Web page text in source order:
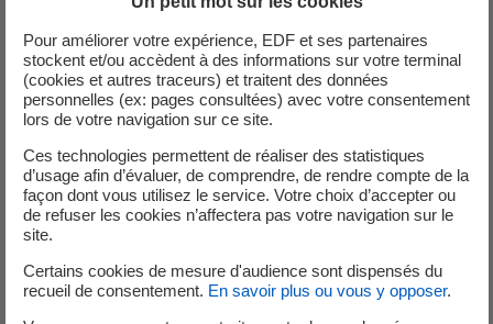
Trouvez un professionnel
partenaire EDF
PARTICULIER
Faites vos demandes de devis en quelques minutes parmi
les professionnels qualifiés près de chez vous !
Pour améliorer votre expérience, EDF et ses partenaires
stockent et/ou accèdent à des informations sur votre terminal
(cookies et autres traceurs) et traitent des données
personnelles (ex: pages consultées) avec votre consentement
lors de votre navigation sur ce site.
Ces technologies permettent de réaliser des statistiques
d’usage afin d’évaluer, de comprendre, de rendre compte de la
façon dont vous utilisez le service. Votre choix d’accepter ou
de refuser les cookies n’affectera pas votre navigation sur le
site.
Certains cookies de mesure d'audience sont dispensés du
recueil de consentement. En savoir plus ou vous y opposer.